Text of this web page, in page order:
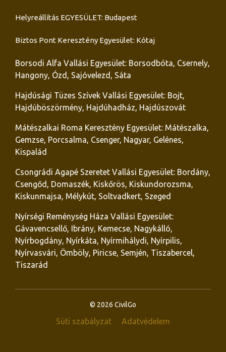
Helyreállítás EGYESÜLET: Budapest
Biztos Pont Keresztény Egyesület: Kótaj
Borsodi Alfa Vallási Egyesület: Borsodbóta, Csernely,
Hangony, Ózd, Sajóvelezd, Sáta
Hajdúsági Tüzes Szívek Vallási Egyesület: Bojt,
Hajdúböszörmény, Hajdúhadház, Hajdúszovát
Mátészalkai Roma Keresztény Egyesület: Mátészalka,
Gemzse, Porcsalma, Csenger, Nagyar, Gelénes,
Kispalád
Csongrádi Agapé Szeretet Vallási Egyesület: Bordány,
Csengőd, Domaszék, Kiskőrös, Kiskundorozsma,
Kiskunmajsa, Mélykút, Soltvadkert, Szeged
Nyírségi Reménység Háza Vallási Egyesület:
Gávavencsellő, Ibrány, Kemecse, Nagykálló,
Nyírbogdány, Nyírkáta, Nyírmihálydi, Nyírpilis,
Nyírvasvári, Ömböly, Piricse, Semjén, Tiszabercel,
Tiszarád
© 2026 CivilGo
Süti szabályzat Adatvédelem